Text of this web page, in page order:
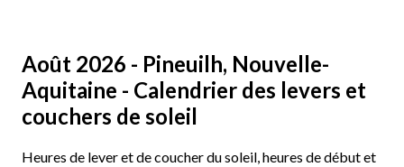
Août 2026 - Pineuilh, Nouvelle-
Aquitaine - Calendrier des levers et
couchers de soleil
Heures de lever et de coucher du soleil, heures de début et